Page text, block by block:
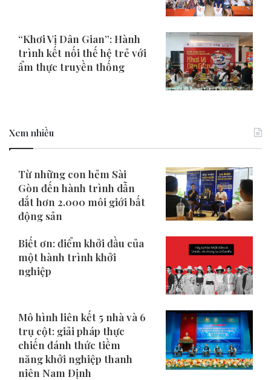
“Khơi Vị Dân Gian”: Hành
trình kết nối thế hệ trẻ với
ẩm thực truyền thống
Xem nhiều
Từ những con hẻm Sài
Gòn đến hành trình dẫn
dắt hơn 2.000 môi giới bất
động sản
Biết ơn: điểm khởi đầu của
một hành trình khởi
nghiệp
Mô hình liên kết 5 nhà và 6
trụ cột: giải pháp thực
chiến đánh thức tiềm
năng khởi nghiệp thanh
niên Nam Định